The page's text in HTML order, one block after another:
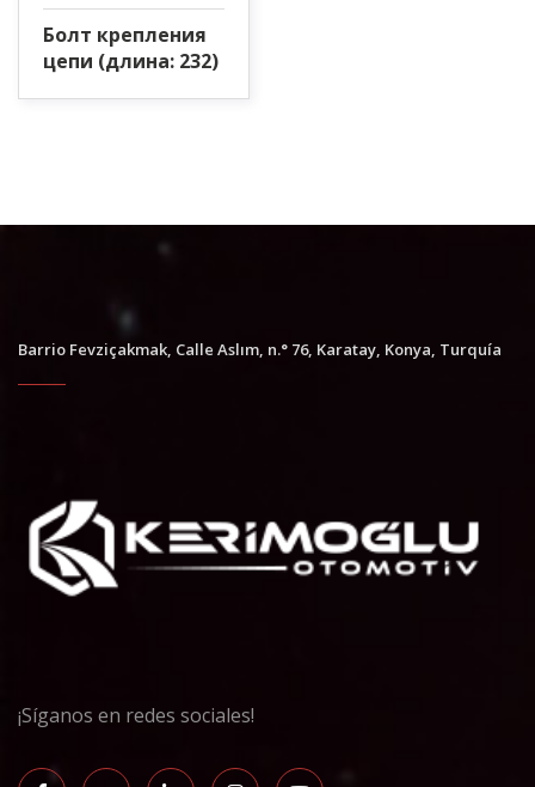
Болт крепления
цепи (длина: 232)
Barrio Fevziçakmak, Calle Aslım, n.° 76, Karatay, Konya, Turquía
¡Síganos en redes sociales!